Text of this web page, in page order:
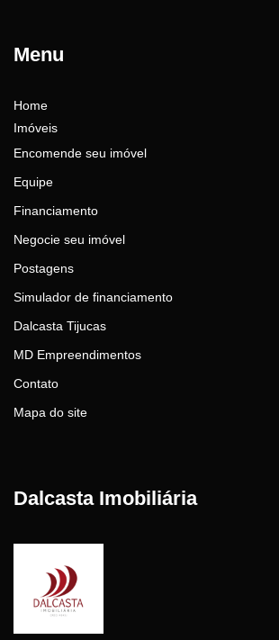
Menu
Home
Imóveis
Encomende seu imóvel
Equipe
Financiamento
Negocie seu imóvel
Postagens
Simulador de financiamento
Dalcasta Tijucas
MD Empreendimentos
Contato
Mapa do site
Dalcasta Imobiliária